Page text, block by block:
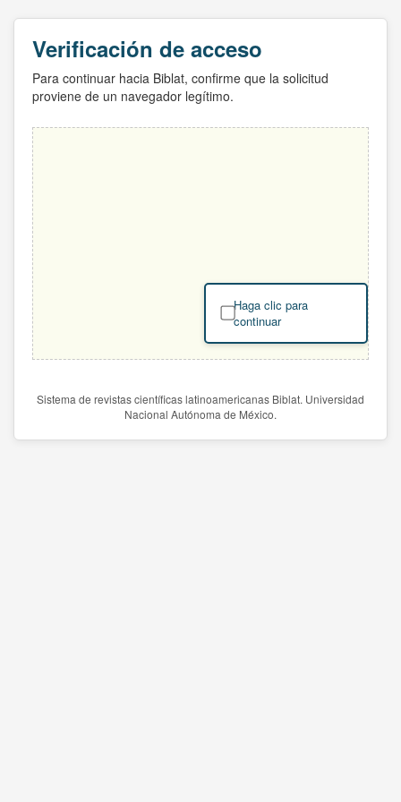
Verificación de acceso
Para continuar hacia Biblat, confirme que la solicitud
proviene de un navegador legítimo.
Haga clic para
continuar
Sistema de revistas científicas latinoamericanas Biblat. Universidad
Nacional Autónoma de México.